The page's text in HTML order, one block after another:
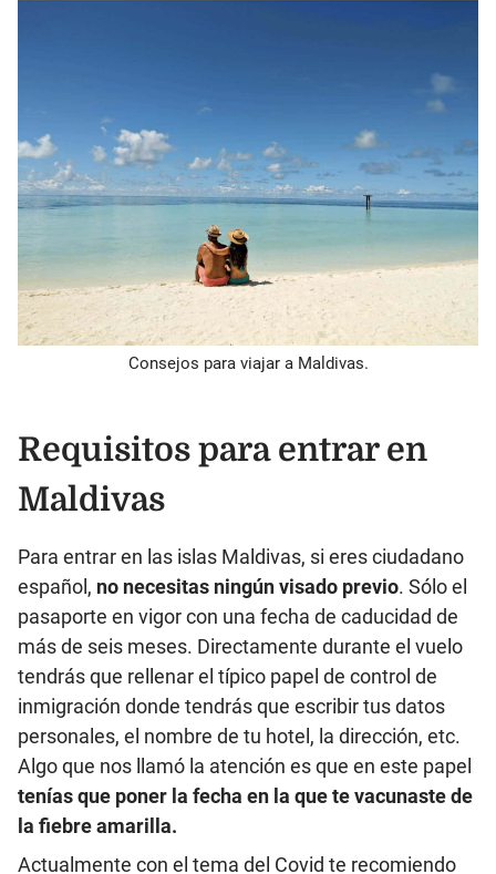
Consejos para viajar a Maldivas.
Requisitos para entrar en
Maldivas
Para entrar en las islas Maldivas, si eres ciudadano
español, no necesitas ningún visado previo. Sólo el
pasaporte en vigor con una fecha de caducidad de
más de seis meses. Directamente durante el vuelo
tendrás que rellenar el típico papel de control de
inmigración donde tendrás que escribir tus datos
personales, el nombre de tu hotel, la dirección, etc.
Algo que nos llamó la atención es que en este papel
tenías que poner la fecha en la que te vacunaste de
la fiebre amarilla.
Actualmente con el tema del Covid te recomiendo